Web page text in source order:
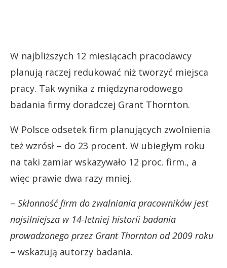
W najbliższych 12 miesiącach pracodawcy
planują raczej redukować niż tworzyć miejsca
pracy. Tak wynika z międzynarodowego
badania firmy doradczej Grant Thornton.
W Polsce odsetek firm planujących zwolnienia
też wzrósł – do 23 procent. W ubiegłym roku
na taki zamiar wskazywało 12 proc. firm., a
więc prawie dwa razy mniej.
– Skłonność firm do zwalniania pracowników jest
najsilniejsza w 14-letniej historii badania
prowadzonego przez Grant Thornton od 2009 roku
– wskazują autorzy badania.